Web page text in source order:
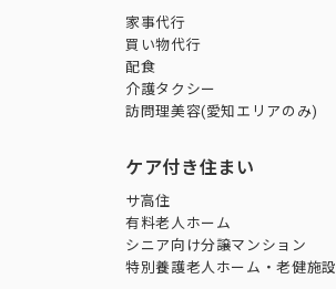
家事代行
買い物代行
配食
介護タクシー
訪問理美容(愛知エリアのみ)
ケア付き住まい
サ高住
有料老人ホーム
シニア向け分譲マンション
特別養護老人ホーム・老健施設